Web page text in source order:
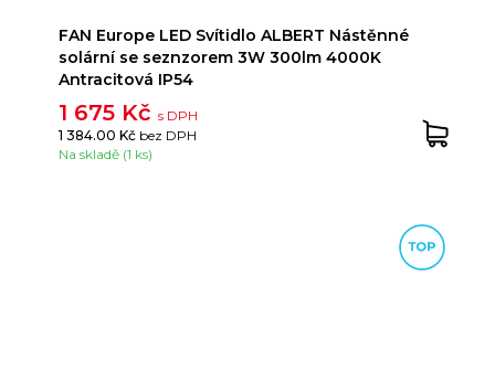
FAN Europe LED Svítidlo ALBERT Nástěnné
solární se seznzorem 3W 300lm 4000K
Antracitová IP54
1 675 Kčs DPH
1 384.00 Kč bez DPH
Na skladě (1 ks)